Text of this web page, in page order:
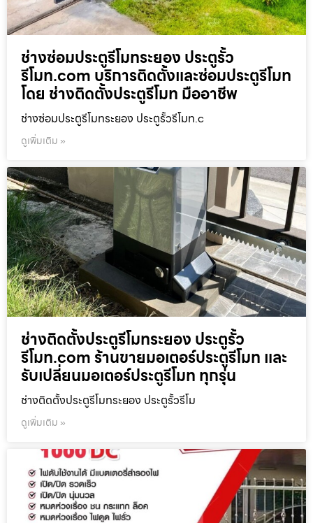
ช่างซ่อมประตูรีโมทระยอง ประตูรั้ว
รีโมท.com บริการติดตั้งและซ่อมประตูรีโมท
โดย ช่างติดตั้งประตูรีโมท มืออาชีพ
ช่างซ่อมประตูรีโมทระยอง ประตูรั้วรีโมท.c
ดูเพิ่มเติม »
ช่างติดตั้งประตูรีโมทระยอง ประตูรั้ว
รีโมท.com ร้านขายมอเตอร์ประตูรีโมท และ
รับเปลี่ยนมอเตอร์ประตูรีโมท ทุกรุ่น
ช่างติดตั้งประตูรีโมทระยอง ประตูรั้วรีโม
ดูเพิ่มเติม »